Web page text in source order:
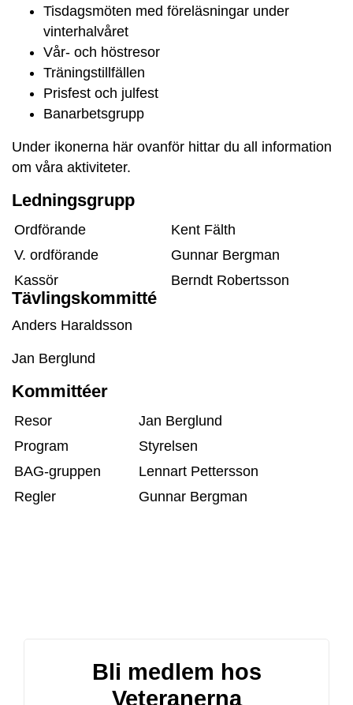
Tisdagsmöten med föreläsningar under
vinterhalvåret
Vår- och höstresor
Träningstillfällen
Prisfest och julfest
Banarbetsgrupp
Under ikonerna här ovanför hittar du all information
om våra aktiviteter.
Ledningsgrupp
Ordförande
Kent Fälth
V. ordförande
Gunnar Bergman
Kassör
Berndt Robertsson
Sekreterare och
Webbredaktör
Ledamot
Tävlingskommitté
Anders Haraldsson
Jan Berglund
Kommittéer
Resor
Jan Berglund
Program
Styrelsen
BAG-gruppen
Lennart Pettersson
Regler
Gunnar Bergman
Bli medlem hos
Veteranerna